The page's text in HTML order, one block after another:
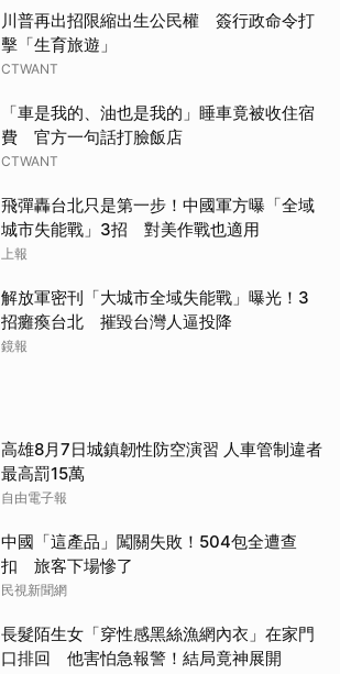
川普再出招限縮出生公民權 簽行政命令打
擊「生育旅遊」
CTWANT
「車是我的、油也是我的」睡車竟被收住宿
費 官方一句話打臉飯店
CTWANT
飛彈轟台北只是第一步！中國軍方曝「全域
城市失能戰」3招 對美作戰也適用
上報
解放軍密刊「大城市全域失能戰」曝光！3
招癱瘓台北 摧毀台灣人逼投降
鏡報
高雄8月7日城鎮韌性防空演習 人車管制違者
最高罰15萬
自由電子報
中國「這產品」闖關失敗！504包全遭查
扣 旅客下場慘了
民視新聞網
長髮陌生女「穿性感黑絲漁網內衣」在家門
口排回 他害怕急報警！結局竟神展開
取消